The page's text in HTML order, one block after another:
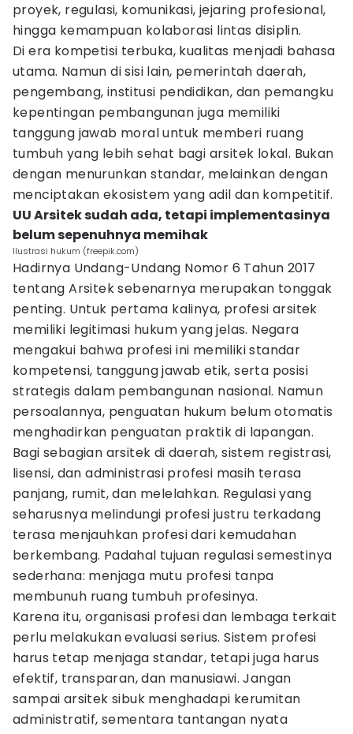
proyek, regulasi, komunikasi, jejaring profesional,
hingga kemampuan kolaborasi lintas disiplin.
Di era kompetisi terbuka, kualitas menjadi bahasa
utama. Namun di sisi lain, pemerintah daerah,
pengembang, institusi pendidikan, dan pemangku
kepentingan pembangunan juga memiliki
tanggung jawab moral untuk memberi ruang
tumbuh yang lebih sehat bagi arsitek lokal. Bukan
dengan menurunkan standar, melainkan dengan
menciptakan ekosistem yang adil dan kompetitif.
UU Arsitek sudah ada, tetapi implementasinya
belum sepenuhnya memihak
Ilustrasi hukum (freepik.com)
Hadirnya Undang-Undang Nomor 6 Tahun 2017
tentang Arsitek sebenarnya merupakan tonggak
penting. Untuk pertama kalinya, profesi arsitek
memiliki legitimasi hukum yang jelas. Negara
mengakui bahwa profesi ini memiliki standar
kompetensi, tanggung jawab etik, serta posisi
strategis dalam pembangunan nasional. Namun
persoalannya, penguatan hukum belum otomatis
menghadirkan penguatan praktik di lapangan.
Bagi sebagian arsitek di daerah, sistem registrasi,
lisensi, dan administrasi profesi masih terasa
panjang, rumit, dan melelahkan. Regulasi yang
seharusnya melindungi profesi justru terkadang
terasa menjauhkan profesi dari kemudahan
berkembang. Padahal tujuan regulasi semestinya
sederhana: menjaga mutu profesi tanpa
membunuh ruang tumbuh profesinya.
Karena itu, organisasi profesi dan lembaga terkait
perlu melakukan evaluasi serius. Sistem profesi
harus tetap menjaga standar, tetapi juga harus
efektif, transparan, dan manusiawi. Jangan
sampai arsitek sibuk menghadapi kerumitan
administratif, sementara tantangan nyata